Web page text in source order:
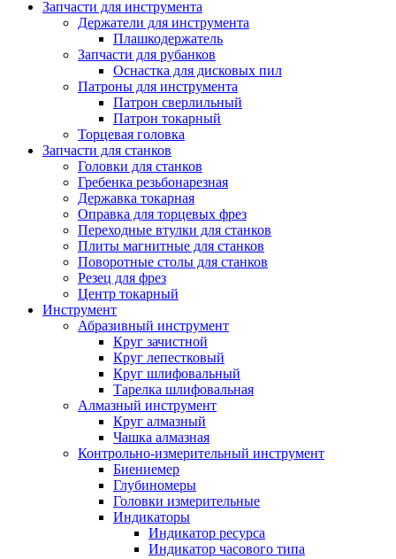
Запчасти для инструмента
Держатели для инструмента
Плашкодержатель
Запчасти для рубанков
Оснастка для дисковых пил
Патроны для инструмента
Патрон сверлильный
Патрон токарный
Торцевая головка
Запчасти для станков
Головки для станков
Гребенка резьбонарезная
Державка токарная
Оправка для торцевых фрез
Переходные втулки для станков
Плиты магнитные для станков
Поворотные столы для станков
Резец для фрез
Центр токарный
Инструмент
Абразивный инструмент
Круг зачистной
Круг лепестковый
Круг шлифовальный
Тарелка шлифовальная
Алмазный инструмент
Круг алмазный
Чашка алмазная
Контрольно-измерительный инструмент
Биениемер
Глубиномеры
Головки измерительные
Индикаторы
Индикатор ресурса
Индикатор часового типа